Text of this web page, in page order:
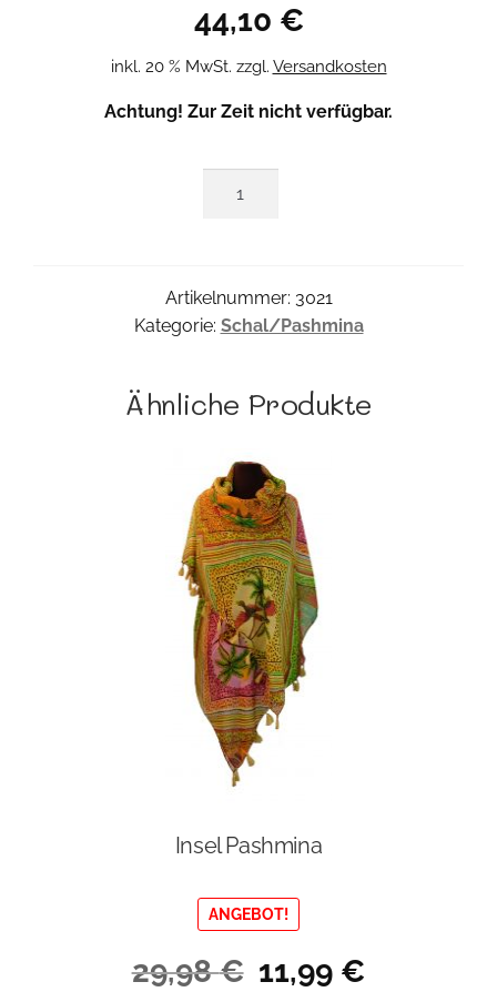
44,10 €
inkl. 20 % MwSt. zzgl. Versandkosten
Achtung! Zur Zeit nicht verfügbar.
Artikelnummer: 3021
Kategorie: Schal/Pashmina
Ähnliche Produkte
Insel Pashmina
ANGEBOT!
29,98€
Ursprünglicher
Preis
11,99 €